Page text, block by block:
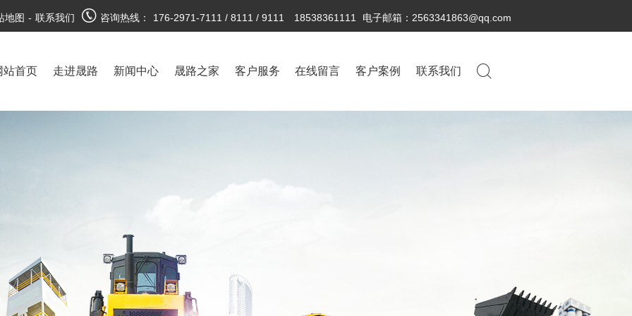
地图 - 联系我们 咨询热线： 176-2971-7111 / 8111 / 9111 18538361111 电子邮箱：2563341863@qq.com
站首页 走进晟路 新闻中心 晟路之家 客户服务 在线留言 客户案例 联系我们